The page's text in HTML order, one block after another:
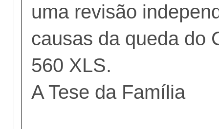
uma revisão
causas da queda do
560 XLS.
A Tese da Família